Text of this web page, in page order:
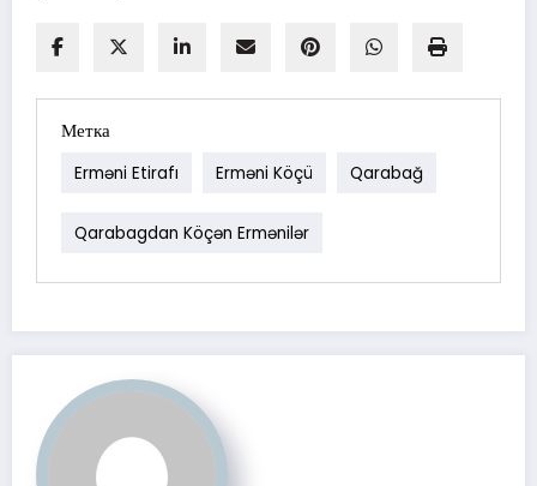
Метка
Erməni Etirafı Erməni Köçü Qarabağ
Qarabagdan Köçən Ermənilər